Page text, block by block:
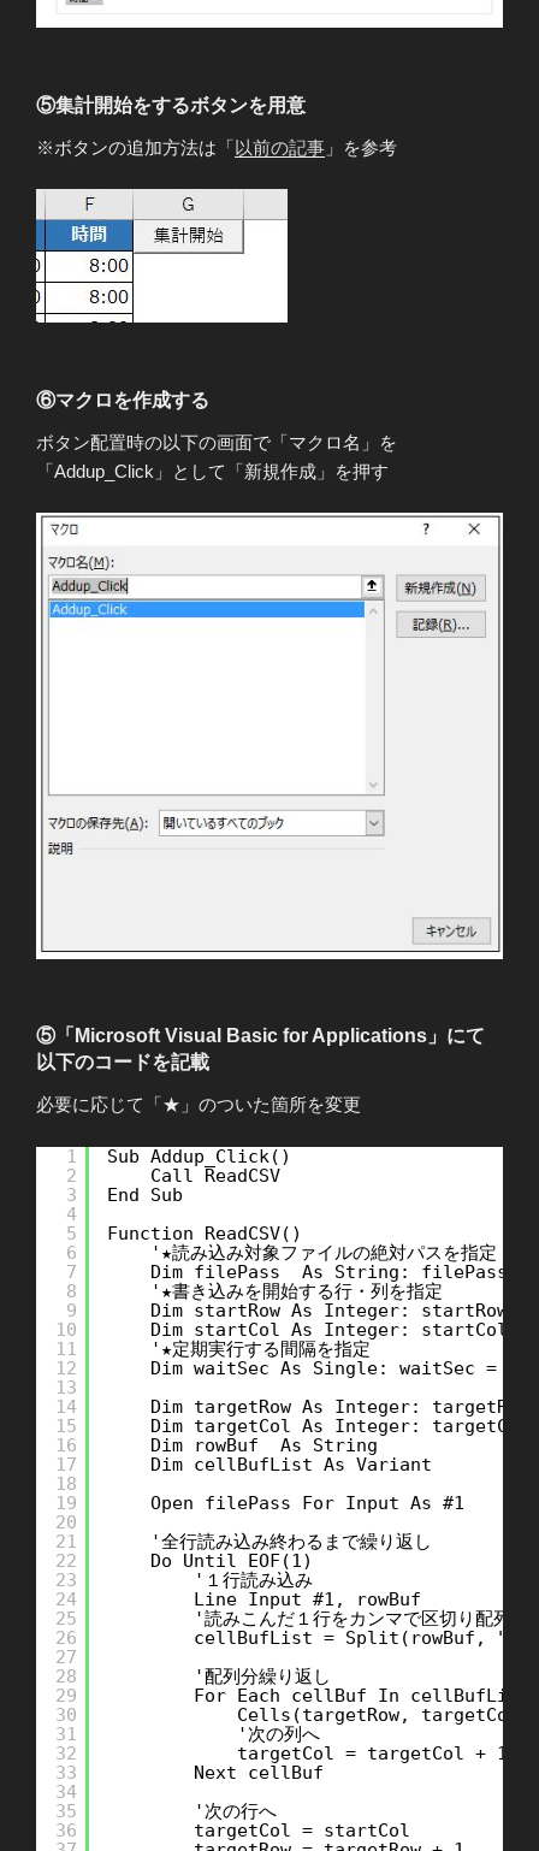
⑤集計開始をするボタンを用意
※ボタンの追加方法は「以前の記事 」を参考
⑥マクロを作成する
ボタン配置時の以下の画面で「マクロ名」を
「Addup_Click」として「新規作成」を押す
⑤「Microsoft Visual Basic for Applications」にて
以下のコードを記載
必要に応じて「★」のついた箇所を変更
1
2
3
4
5
6
7
8
9
10
11
12
13
14
15
16
17
18
19
20
21
22
23
24
25
26
27
28
29
30
31
32
33
34
35
36
Sub Addup_Click()
Call ReadCSV
End Sub
Function ReadCSV()
'★読み込み対象ファイルの絶対パスを指定
Dim filePass  As String: filePass =
'★書き込みを開始する行・列を指定
Dim startRow As Integer: startRow =
Dim startCol As Integer: startCol =
'★定期実行する間隔を指定
Dim waitSec As Single: waitSec = 5
Dim targetRow As Integer: targetRow
Dim targetCol As Integer:
Dim rowBuf  As String
Dim cellBufList As Variant
Open filePass For Input As #1
'全行読み込み終わるまで繰り返し
Do Until EOF(1)
'１行読み込み
Line Input #1, rowBuf
'読みこんだ１行をカンマで区切り配列化
cellBufList = Split(rowBuf, ",")
'配列分繰り返し
For Each cellBuf In cellBufList
Cells(targetRow,
'次の列へ
targetCol = targetCol + 1
Next cellBuf
'次の行へ
targetCol = startCol